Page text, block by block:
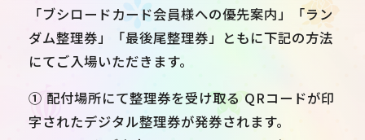
「ブシロードカード会員様への優先案内」「ラン
ダム整理券」「最後尾整理券」ともに下記の方法
にてご入場いただきます。
① 配付場所にて整理券を受け取る QRコードが印
字されたデジタル整理券が発券されます。